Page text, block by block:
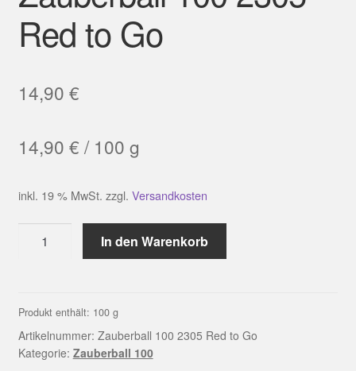
Red to Go
14,90 €
14,90 € / 100 g
inkl. 19 % MwSt. zzgl. Versandkosten
to
Go
Menge
In den Warenkorb
Produkt enthält: 100 g
Artikelnummer: Zauberball 100 2305 Red to Go
Kategorie: Zauberball 100